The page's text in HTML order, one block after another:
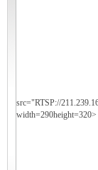
src="RTSP://
width=290height=320>